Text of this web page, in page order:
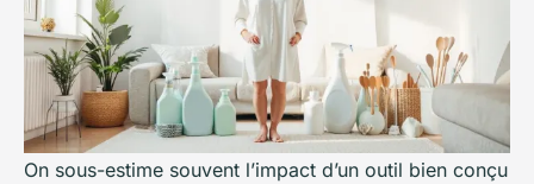
On sous-estime souvent l’impact d’un outil bien conçu